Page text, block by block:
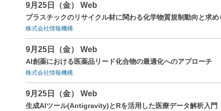
9月25日（金） Web
プラスチックのリサイクル材に関わる化学物質規制動向と求
株式会社情報機構
9月25日（金） Web
AI創薬における医薬品リード化合物の最適化へのアプローチ
株式会社情報機構
9月25日（金） Web
生成AIツール(Antigravity)とRを活用した医療データ解析入門